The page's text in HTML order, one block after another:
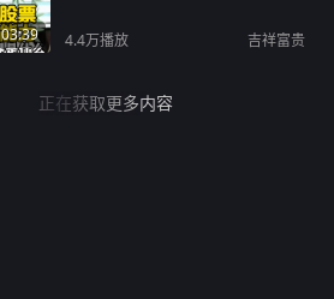
03:39 4.4万播放 吉祥富贵
正在获取更多内容